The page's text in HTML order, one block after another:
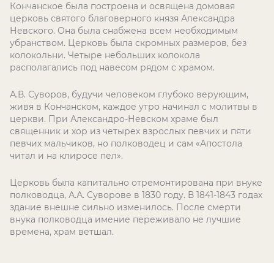
Кончанское была построена и освящена домовая
церковь святого благоверного князя Александра
Невского. Она была снабжена всем необходимым
убранством. Церковь была скромных размеров, без
колокольни. Четыре небольших колокола
располагались под навесом рядом с храмом.
А.В. Суворов, будучи человеком глубоко верующим,
живя в Кончанском, каждое утро начинал с молитвы в
церкви. При Александро-Невском храме был
священник и хор из четырех взрослых певчих и пяти
певчих мальчиков, но полководец и сам «Апостола
читал и на клиросе пел».
Церковь была капитально отремонтирована при внуке
полководца, А.А. Суворове в 1830 году. В 1841-1843 годах
здание внешне сильно изменилось. После смерти
внука полководца имение переживало не лучшие
времена, храм ветшал.